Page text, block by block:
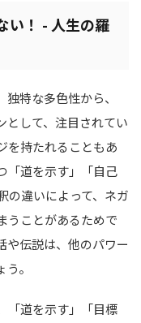
い！ - 人生の羅
特な多色性から、
として、注目されてい
を持たれることもあ
「道を示す」「自己
の違いによって、ネガ
うことがあるためで
や伝説は、他のパワー
。
「道を示す」「目標